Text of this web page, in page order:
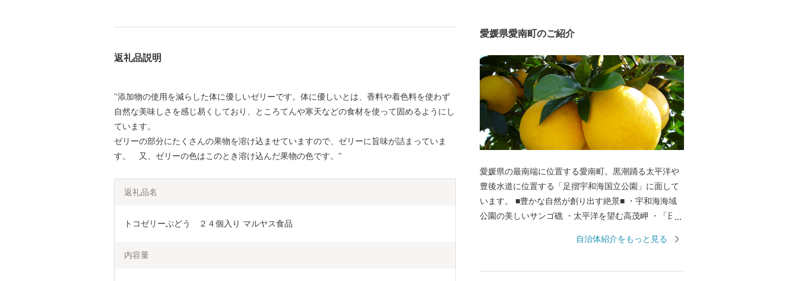
返礼品説明
"添加物の使用を減らした体に優しいゼリーです。体に優しいとは、香料や着色料を使わず
自然な美味しさを感じ易くしており、ところてんや寒天などの食材を使って固めるようにし
ています。
ゼリーの部分にたくさんの果物を溶け込ませていますので、ゼリーに旨味が詰まっていま
す。 又、ゼリーの色はこのとき溶け込んだ果物の色です。"
返礼品名
トコゼリーぶどう　２４個入り マルヤス食品
内容量
愛媛県愛南町のご紹介
愛媛県の最南端に位置する愛南町。黒潮踊る太平洋や
豊後水道に位置する「足摺宇和海国立公園」に面して
います。 ■豊かな自然が創り出す絶景■ ・宇和海海域
公園の美しいサンゴ礁 ・太平洋を望む高茂岬 ・「日本
んだ空気と自然が織り成す恵み■ 自然の恵みをいっぱ
自治体紹介をもっと見る